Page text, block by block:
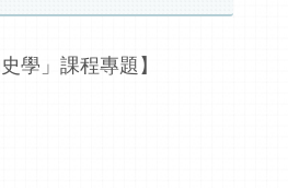
學」課程專題】